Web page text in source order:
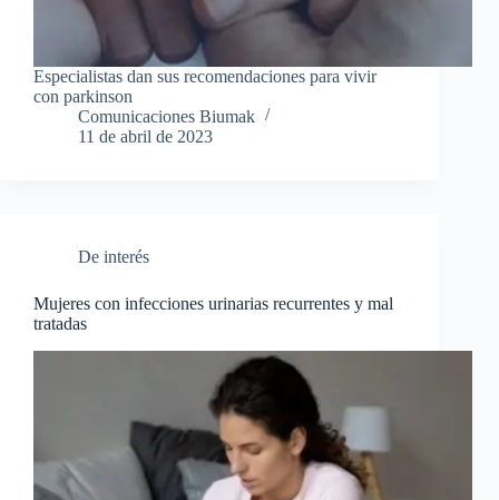
Especialistas dan sus recomendaciones para vivir
con parkinson
Comunicaciones Biumak
11 de abril de 2023
De interés
Mujeres con infecciones urinarias recurrentes y mal
tratadas